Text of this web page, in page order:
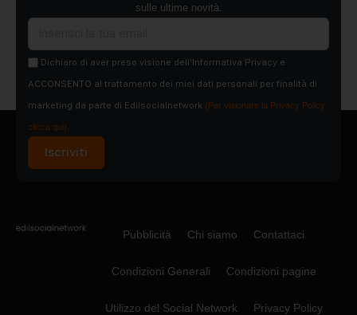
sulle ultime novità.
Dichiaro di aver preso visione dell'Informativa Privacy e
ACCONSENTO al trattamento dei miei dati personali per finalità di
marketing da parte di Edilsocialnetwork (Per visionare la Privacy Policy
clicca qui).
Iscriviti
Pubblicità Chi siamo Contattaci
Condizioni Generali Condizioni pagine
Utilizzo del Social Network Privacy Policy